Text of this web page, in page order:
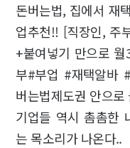
돈버는법, 집에서 재
업추천!! [직장인, 주
+붙여넣기 만으로
부#부업 #재택알바
버는법제도권 안으
기업들 역시 촘촘한
는 목소리가 나온다..